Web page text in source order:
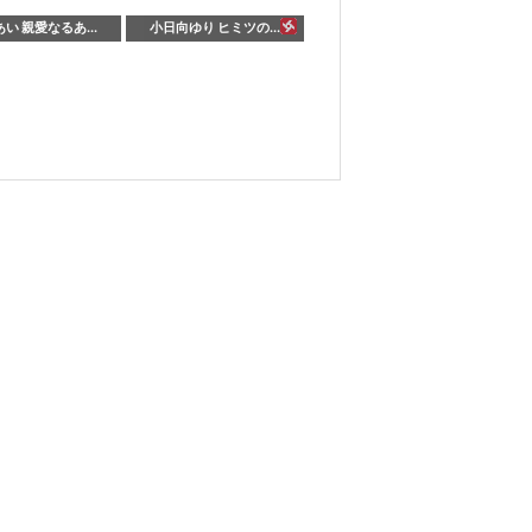
い 親愛なるあ... 小日向ゆり ヒミツの...